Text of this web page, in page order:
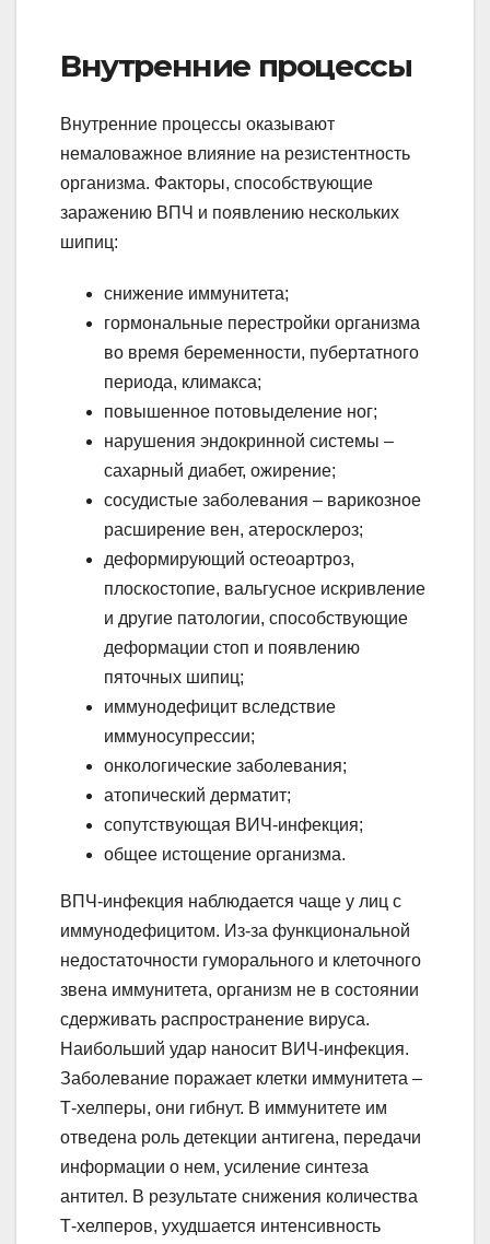
Внутренние процессы
Внутренние процессы оказывают
немаловажное влияние на резистентность
организма. Факторы, способствующие
заражению ВПЧ и появлению нескольких
шипиц:
снижение иммунитета;
гормональные перестройки организма
во время беременности, пубертатного
периода, климакса;
повышенное потовыделение ног;
нарушения эндокринной системы –
сахарный диабет, ожирение;
сосудистые заболевания – варикозное
расширение вен, атеросклероз;
деформирующий остеоартроз,
плоскостопие, вальгусное искривление
и другие патологии, способствующие
деформации стоп и появлению
пяточных шипиц;
иммунодефицит вследствие
иммуносупрессии;
онкологические заболевания;
атопический дерматит;
сопутствующая ВИЧ-инфекция;
общее истощение организма.
ВПЧ-инфекция наблюдается чаще у лиц с
иммунодефицитом. Из-за функциональной
недостаточности гуморального и клеточного
звена иммунитета, организм не в состоянии
сдерживать распространение вируса.
Наибольший удар наносит ВИЧ-инфекция.
Заболевание поражает клетки иммунитета –
Т-хелперы, они гибнут. В иммунитете им
отведена роль детекции антигена, передачи
информации о нем, усиление синтеза
антител. В результате снижения количества
Т-хелперов, ухудшается интенсивность